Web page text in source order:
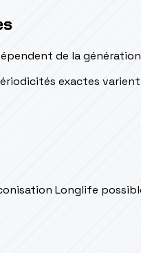
de la
exactes
Longlife